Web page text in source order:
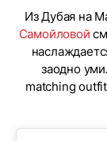
Из Дубая на
Самойловой
заодно
matching